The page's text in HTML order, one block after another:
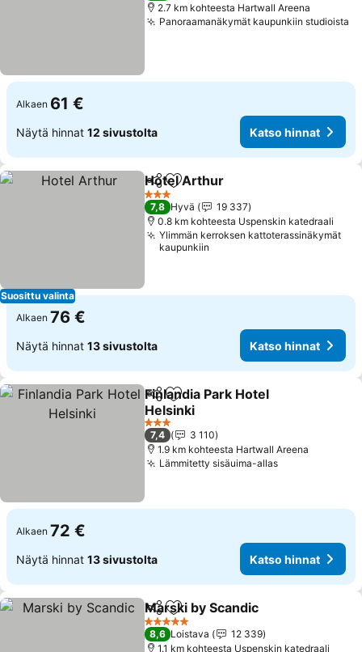
2.7 km kohteesta Hartwall Areena
Panoraamanäkymät kaupunkiin studioista
Alkaen 61 €
Näytä hinnat 12 sivustolta Katso hinnat
Suosittu valinta
Jaa Lisää suosikkeihin
Hotel Arthur
3 Tähtiluokitus
7,8 Hyvä
19 337
0.8 km kohteesta Uspenskin katedraali
Ylimmän kerroksen kattoterassinäkymät
kaupunkiin
Alkaen 76 €
Näytä hinnat 13 sivustolta Katso hinnat
Jaa Lisää suosikkeihin
Finlandia Park Hotel
Helsinki
Katso hinnat
3 Tähtiluokitus
7,4
3 110
1.9 km kohteesta Hartwall Areena
Lämmitetty sisäuima-allasKatso hinnat
Alkaen 72 €
Näytä hinnat 13 sivustolta Katso hinnat
Jaa Lisää suosikkeihin
Marski by Scandic
5 Tähtiluokitus
8,6 Loistava
12 339
1.1 km kohteesta Uspenskin katedraali